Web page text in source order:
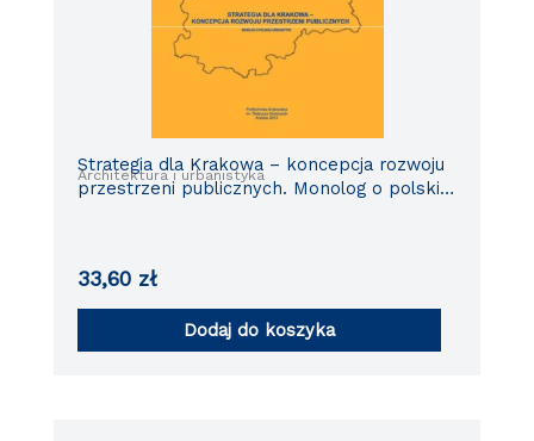
Architektura i urbanistyka
Strategia dla Krakowa – koncepcja rozwoju
przestrzeni publicznych. Monolog o polskiej
33,60 zł
Dodaj do koszyka